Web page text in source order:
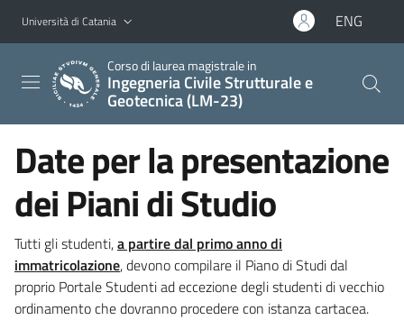
Vai al contenuto principale
Vai al menu di navigazione
Università di Catania ENG
Corso di laurea magistrale in
Ingegneria Civile Strutturale e
Geotecnica (LM-23)
Date per la presentazione
dei Piani di Studio
Tutti gli studenti,a partire dal primo anno di
immatricolazione, devono compilare il Piano di Studi dal
proprio Portale Studenti ad eccezione degli studenti di vecchio
ordinamento che dovranno procedere con istanza cartacea.